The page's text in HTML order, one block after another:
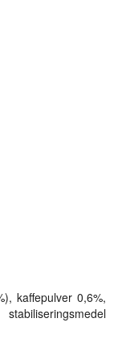
kaffepulver 0,6%,